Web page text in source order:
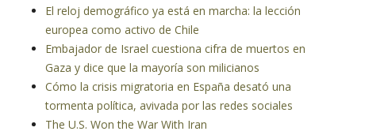
El reloj demográfico ya está en marcha: la lección
europea como activo de Chile
Embajador de Israel cuestiona cifra de muertos en
Gaza y dice que la mayoría son milicianos
Cómo la crisis migratoria en España desató una
tormenta política, avivada por las redes sociales
The U.S. Won the War With Iran